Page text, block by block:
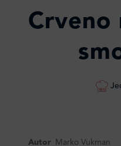
Crveno
Autor Marko Vukman